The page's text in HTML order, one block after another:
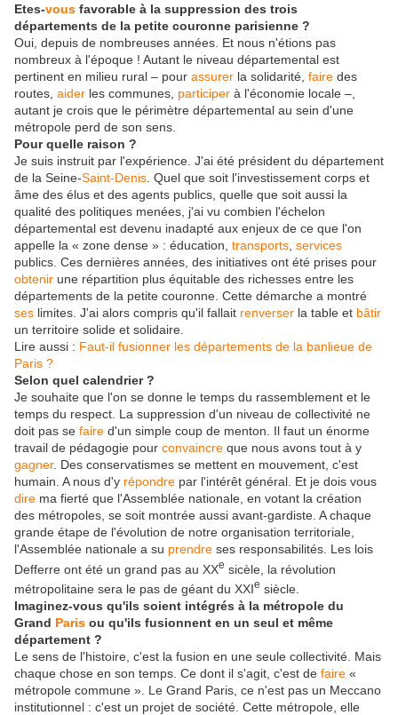
Etes-vous favorable à la suppression des trois
départements de la petite couronne parisienne ?
Oui, depuis de nombreuses années. Et nous n'étions pas
nombreux à l'époque ! Autant le niveau départemental est
pertinent en milieu rural – pour assurer la solidarité, faire des
routes, aider les communes, participer à l'économie locale –,
autant je crois que le périmètre départemental au sein d'une
métropole perd de son sens.
Pour quelle raison ?
Je suis instruit par l'expérience. J'ai été président du département
de la Seine-Saint-Denis . Quel que soit l'investissement corps et
âme des élus et des agents publics, quelle que soit aussi la
qualité des politiques menées, j'ai vu combien l'échelon
départemental est devenu inadapté aux enjeux de ce que l'on
appelle la « zone dense » : éducation, transports services
publics. Ces dernières années, des initiatives ont été prises pour
obtenir une répartition plus équitable des richesses entre les
départements de la petite couronne. Cette démarche a montré
ses limites. J'ai alors compris qu'il fallait renverser la table et bâtir
un territoire solide et solidaire.
Lire aussi : Faut-il fusionner les départements de la banlieue de
Paris ?
Selon quel calendrier ?
Je souhaite que l'on se donne le temps du rassemblement et le
temps du respect. La suppression d'un niveau de collectivité ne
doit pas se faire d'un simple coup de menton. Il faut un énorme
travail de pédagogie pour convaincre que nous avons tout à y
gagner. Des conservatismes se mettent en mouvement, c'est
humain. A nous d'y répondre par l'intérêt général. Et je dois vous
dire ma fierté que l'Assemblée nationale, en votant la création
des métropoles, se soit montrée aussi avant-gardiste. A chaque
grande étape de l'évolution de notre organisation territoriale,
l'Assemblée nationale a su prendre ses responsabilités. Les lois
Defferre ont été un grand pas au XXe sicèle, la révolution
métropolitaine sera le pas de géant du XXIe siècle.
Imaginez-vous qu'ils soient intégrés à la métropole du
Grand Paris ou qu'ils fusionnent en un seul et même
département ?
Le sens de l'histoire, c'est la fusion en une seule collectivité. Mais
chaque chose en son temps. Ce dont il s'agit, c'est de faire «
métropole commune ». Le Grand Paris, ce n'est pas un Meccano
institutionnel : c'est un projet de société. Cette métropole, elle